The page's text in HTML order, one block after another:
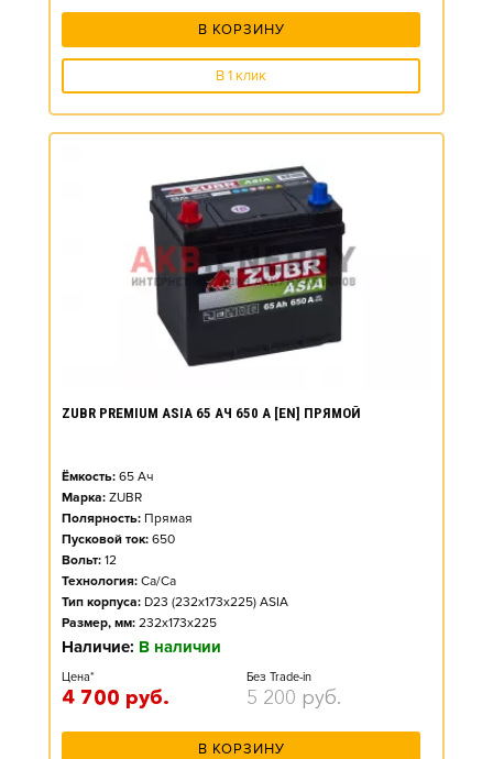
В КОРЗИНУ
В 1 клик
ZUBR PREMIUM ASIA 65 АЧ 650 А [EN] ПРЯМОЙ
Ёмкость: 65 Ач
Марка: ZUBR
Полярность: Прямая
Пусковой ток: 650
Вольт: 12
Технология: Ca/Ca
Тип корпуса: D23 (232x173x225) ASIA
Размер, мм: 232x173x225
Наличие: В наличии
Цена*
4 700 руб.
Без Trade-in
5 200 руб.
В КОРЗИНУ